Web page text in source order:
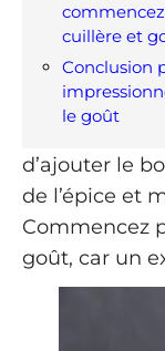
cuillère et
Conclusion
le goût
d’ajouter le
de l’épice et
Commencez
goût, car un